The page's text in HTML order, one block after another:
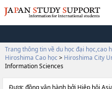
Trang thông tin về du học đại học,cao
Hiroshima Cao học > Hiroshima City
Information Sciences
Được đồng vận hành bởi Hiệp hội